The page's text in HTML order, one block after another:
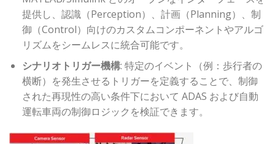
提供し、認識（Perception）、計画（Planning）、制
御（Control）向けのカスタムコンポーネントやアルゴ
リズムをシームレスに統合可能です。
シナリオトリガー機構: 特定のイベント（例：歩行者の
横断）を発生させるトリガーを定義することで、制御
された再現性の高い条件下において ADAS および自動
運転車両の制御ロジックを検証できます。